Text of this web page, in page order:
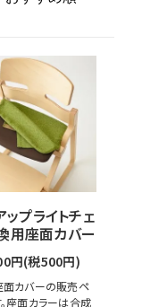
ップライトチェ
用座面カバー
円(税500円)
カバーの販売ペ
座面カラーは合成